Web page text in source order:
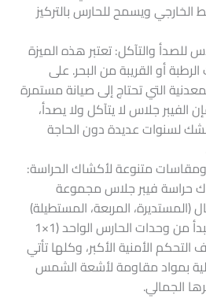
ويسمح للحارس بالتركيز
للصدأ والتآكل: تعتبر هذه الميزة
أو القريبة من البحر. على
التي تحتاج إلى صيانة مستمرة
الفيبر جلاس لا يتآكل ولا يصدأ،
لسنوات عديدة دون الحاجة
متنوعة لأكشاك الحراسة:
حراسة فيبر جلاس مجموعة
المربعة، المستطيلة)
والمقاسات التي تبدأ من وحدات الحارس الواحد (1×1
الأمنية الأكبر، وكلها تأتي
بمواد مقاومة لأشعة الشمس
الجمالي.